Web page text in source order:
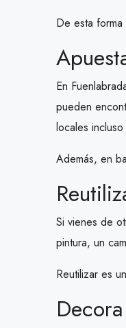
De esta forma
En
pueden
locales
Además, en
Si vienes de
pintura, un
Reutilizar es